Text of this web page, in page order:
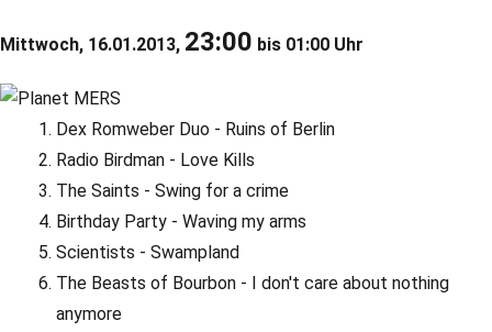
Mittwoch, 16.01.2013, 23:00 bis 01:00 Uhr
Dex Romweber Duo - Ruins of Berlin
Radio Birdman - Love Kills
The Saints - Swing for a crime
Birthday Party - Waving my arms
Scientists - Swampland
The Beasts of Bourbon - I don't care about nothing
anymore